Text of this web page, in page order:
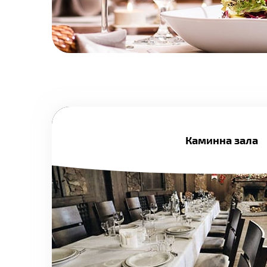
Каминна зала